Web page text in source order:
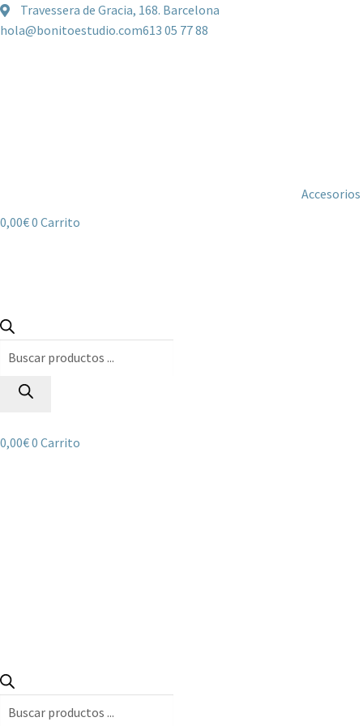
Travessera de Gracia, 168. Barcelona
hola@bonitoestudio.com613 05 77 88
Accesorios
0,00€0 Carrito
productos
0,00€0 Carrito